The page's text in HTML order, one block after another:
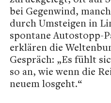
bei Gegenwind,
durch Umsteigen in
spontane Autostopp-
erklären die
Gespräch: „Es fühlt
so an, wie wenn die
neuem losgeht.“